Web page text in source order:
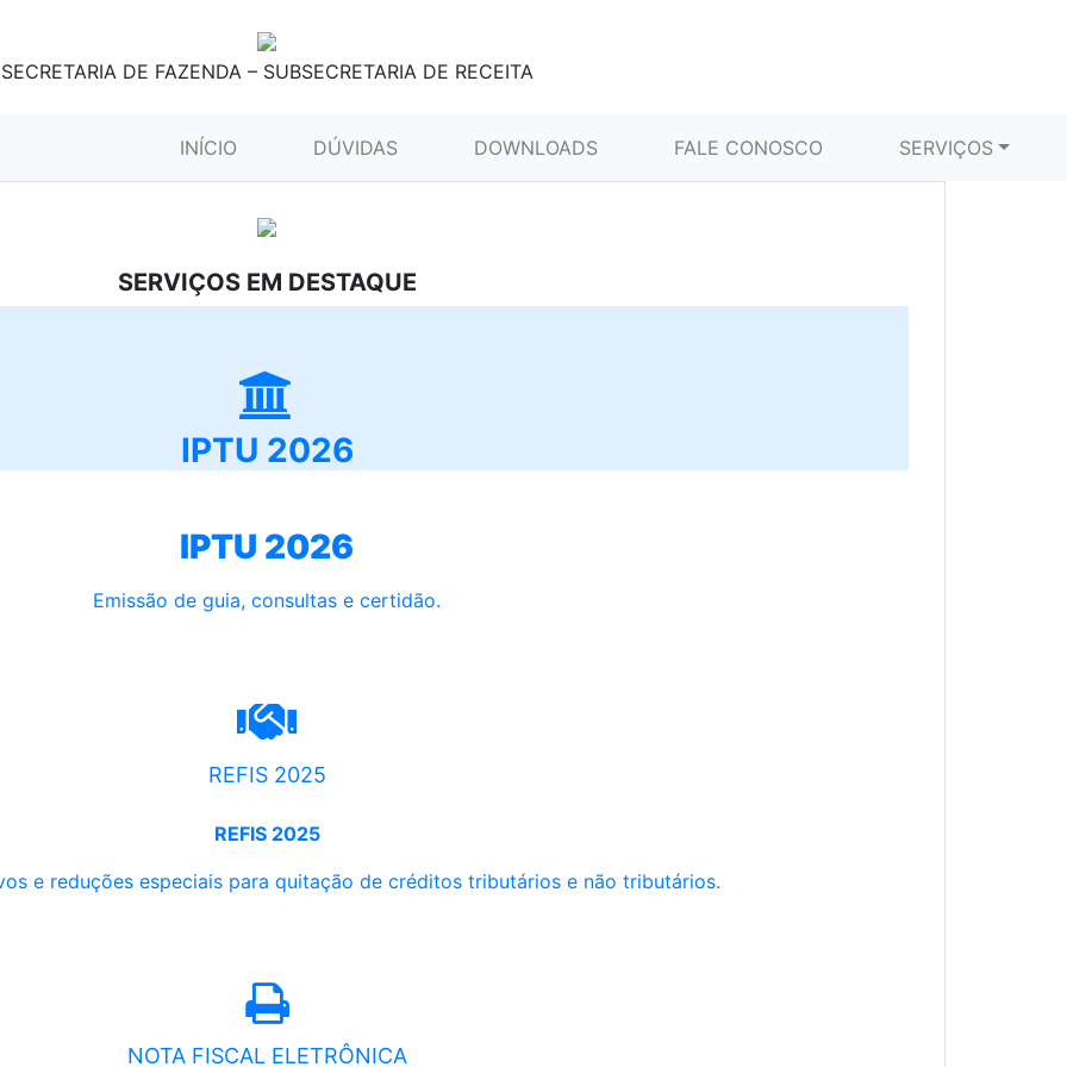
SECRETARIA DE FAZENDA – SUBSECRETARIA DE RECEITA
INÍCIO (CURRENT)DÚVIDAS DOWNLOADS FALE CONOSCO SERVIÇOS
SERVIÇOS EM DESTAQUE
IPTU 2026
IPTU 2026
Emissão de guia, consultas e certidão.
REFIS 2025
REFIS 2025
e reduções especiais para quitação de créditos tributários e não tributários.
NOTA FISCAL ELETRÔNICA